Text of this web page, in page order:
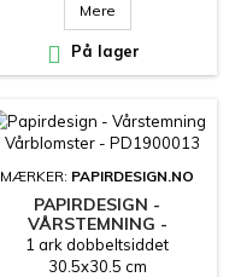
Mere
 På lager
MÆRKER: PAPIRDESIGN.NO
PAPIRDESIGN -
VÅRSTEMNING -
VÅRBLOMSTER -
PD1900013
1 ark dobbeltsiddet
30.5x30.5 cm